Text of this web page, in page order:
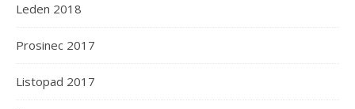
Leden 2018
Prosinec 2017
Listopad 2017